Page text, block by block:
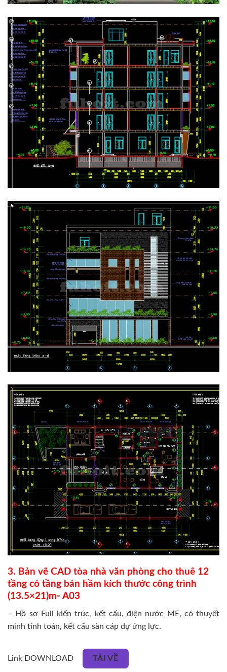
3. Bản vẽ CAD tòa nhà văn phòng cho thuê 12
tầng có tầng bán hầm kích thước công trình
(13.5×21)m- A03
– Hồ sơ Full kiến trúc, kết cấu, điện nước ME, có thuyết
minh tính toán, kết cấu sàn cáp dự ứng lực.
Link DOWNLOAD TẢI VỀ